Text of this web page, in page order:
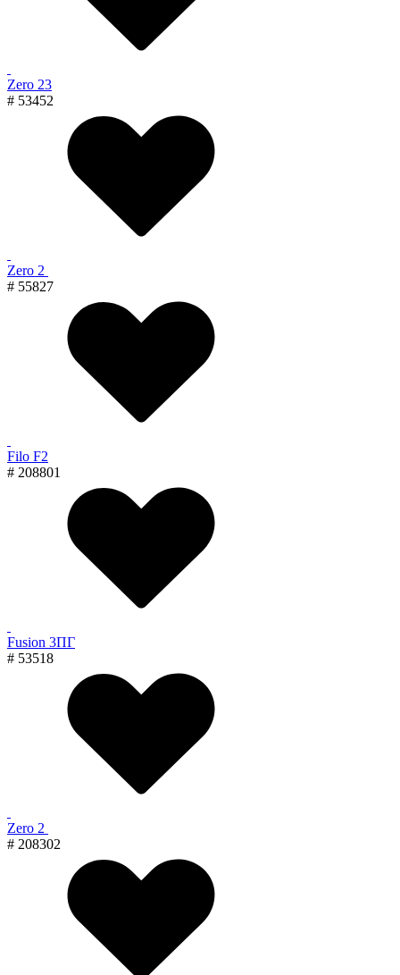
Zero 23
# 53452
Zero 2
# 55827
Filo F2
# 208801
Fusion 3ПГ
# 53518
Zero 2
# 208302